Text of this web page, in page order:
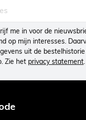
me in voor de
op mijn interesses.
uit de
Zie het privacy statement.